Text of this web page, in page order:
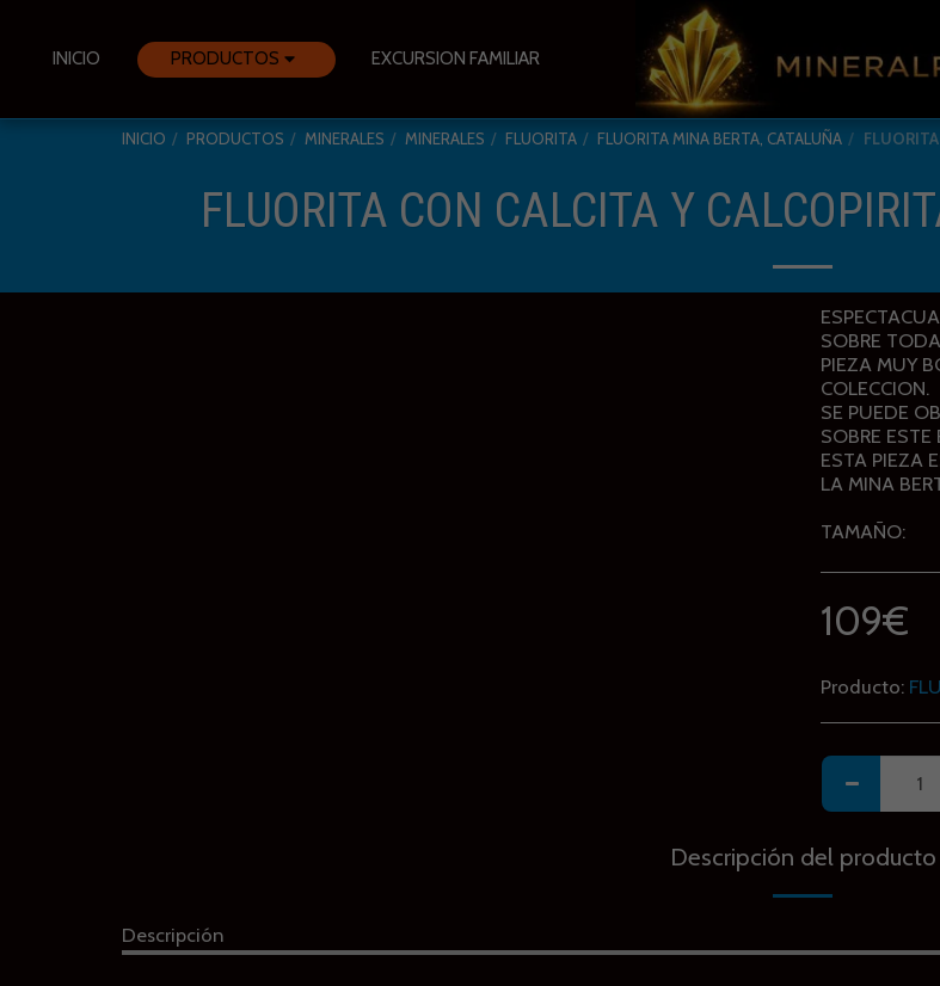
INICIO PRODUCTOS EXCURSION FAMILIAR
INICIO PRODUCTOS MINERALES MINERALES FLUORITA FLUORITA MINA BERTA, CATALUÑA
FLUORITA CON CALCITA Y
SOBRE
PIEZA MUY
COLECCION.
SE PUEDE
SOBRE ESTE
ESTA PIEZA
LA MINA
TAMAÑO:
109€
Producto:
Descripción del producto
Descripción